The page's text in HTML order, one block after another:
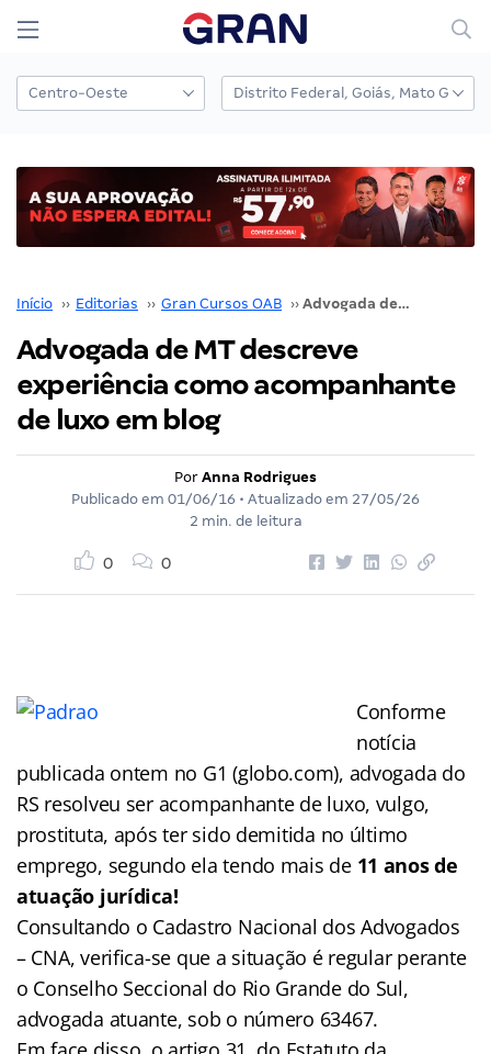
Início ›› Editorias ›› Gran Cursos OAB ›› Advogada de MT descreve experiência como acompanhante de luxo em blog
Advogada de MT descreve
experiência como acompanhante
de luxo em blog
Por Anna Rodrigues
Publicado em 01/06/16 • Atualizado em 27/05/26
2 min. de leitura
0 0
Conforme
notícia
publicada ontem no G1 (globo.com), advogada do
RS resolveu ser acompanhante de luxo, vulgo,
prostituta, após ter sido demitida no último
emprego, segundo ela tendo mais de 11 anos de
atuação jurídica!
Consultando o Cadastro Nacional dos Advogados
– CNA, verifica-se que a situação é regular perante
o Conselho Seccional do Rio Grande do Sul,
advogada atuante, sob o número 63467.